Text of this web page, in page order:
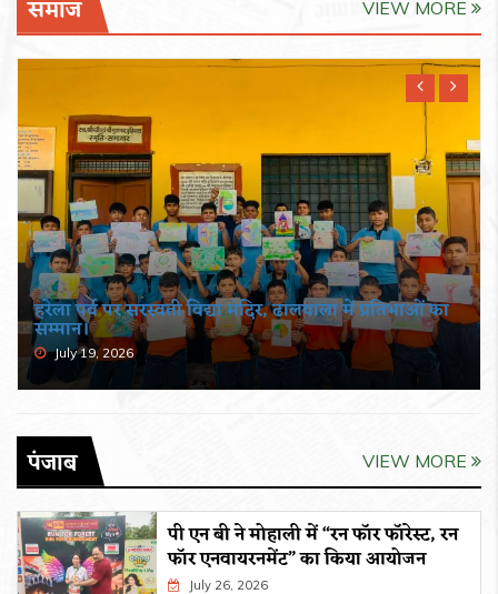
समाज VIEW MORE
हरेला पर्व पर सरस्वती विद्या मंदिर, ढालवाला में प्रतिभाओं का
सम्मान।
July 19, 2026
पंजाब VIEW MORE
पी एन बी ने मोहाली में “रन फॉर फॉरेस्ट, रन
फॉर एनवायरनमेंट” का किया आयोजन
July 26, 2026